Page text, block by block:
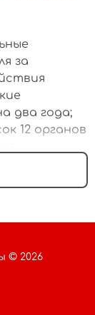
за
два года;
12 органов
© 2026